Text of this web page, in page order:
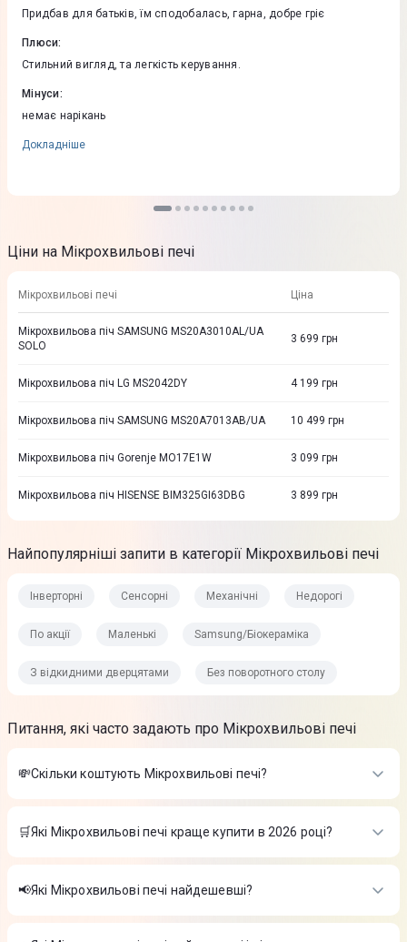
Придбав для батьків, їм сподобалась, гарна, добре гріє
Плюси:
Стильний вигляд, та легкість керування.
Мінуси:
немає нарікань
Докладніше
Ціни на Мікрохвильові печі
Мікрохвильові печі Ціна
Мікрохвильова піч SAMSUNG MS20A3010AL/UA
SOLO
3 699 грн
Мікрохвильова піч LG MS2042DY 4 199 грн
Мікрохвильова піч SAMSUNG MS20A7013AB/UA 10 499 грн
Мікрохвильова піч Gorenje MO17E1W 3 099 грн
Мікрохвильова піч HISENSE BIM325GI63DBG 3 899 грн
Найпопулярніші запити в категорії Мікрохвильові печі
Інверторні Сенсорні Механічні Недорогі
По акції Маленькі Samsung/Біокераміка
З відкидними дверцятами Без поворотного столу
Питання, які часто задають про Мікрохвильові печі
💸Скільки коштують Мікрохвильові печі?
Вартість товарів в категорії Мікрохвильові печі в інтернет-
магазині Цитрус
Мікрохвильова піч Bosch FEL023MS1
Мікрохвильова піч Grunhelm 23MX-923-S
🛒Які Мікрохвильові печі краще купити в 2026 році?
Найкращі Мікрохвильові печі в 2026 році на думку інтернет-
магазину Цитрус
📢Які Мікрохвильові печі найдешевші?
На сьогодні найдешевші Мікрохвильові печі